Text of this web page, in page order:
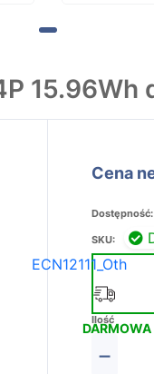
15.96Wh
Cena
Dostępność:
SKU:
ECN12111_Oth
Ilość
−